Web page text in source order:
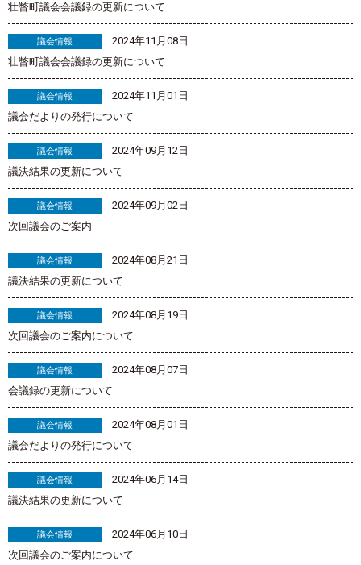
壮瞥町議会会議録の更新について
議会情報
2024年11月08日
壮瞥町議会会議録の更新について
議会情報
2024年11月01日
議会だよりの発行について
議会情報
2024年09月12日
議決結果の更新について
議会情報
2024年09月02日
次回議会のご案内
議会情報
2024年08月21日
議決結果の更新について
議会情報
2024年08月19日
次回議会のご案内について
議会情報
2024年08月07日
会議録の更新について
議会情報
2024年08月01日
議会だよりの発行について
議会情報
2024年06月14日
議決結果の更新について
議会情報
2024年06月10日
次回議会のご案内について